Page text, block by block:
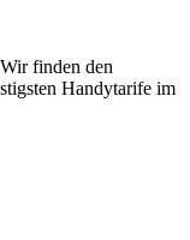
finden den
Handytarife im